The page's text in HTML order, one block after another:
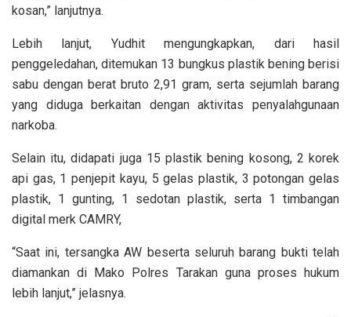
kosan,” lanjutnya.
Lebih lanjut, Yudhit mengungkapkan, dari hasil
penggeledahan, ditemukan 13 bungkus plastik bening berisi
sabu dengan berat bruto 2,91 gram, serta sejumlah barang
yang diduga berkaitan dengan aktivitas penyalahgunaan
narkoba.
Selain itu, didapati juga 15 plastik bening kosong, 2 korek
api gas, 1 penjepit kayu, 5 gelas plastik, 3 potongan gelas
plastik, 1 gunting, 1 sedotan plastik, serta 1 timbangan
digital merk CAMRY,
“Saat ini, tersangka AW beserta seluruh barang bukti telah
diamankan di Mako Polres Tarakan guna proses hukum
lebih lanjut,” jelasnya.